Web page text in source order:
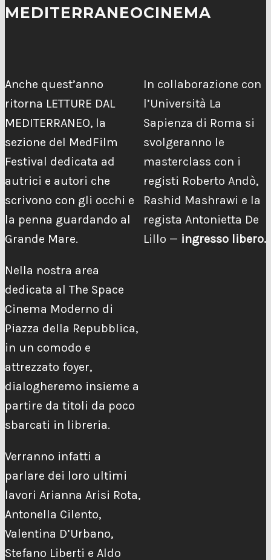
MEDITERRANEO
Anche quest’anno
ritorna LETTURE DAL
MEDITERRANEO, la
sezione del MedFilm
Festival dedicata ad
autrici e autori che
scrivono con gli occhi e
la penna guardando al
Grande Mare.
Nella nostra area
dedicata al The Space
Cinema Moderno di
Piazza della Repubblica,
in un comodo e
attrezzato foyer,
dialogheremo insieme a
partire da titoli da poco
sbarcati in libreria.
Verranno infatti a
parlare dei loro ultimi
lavori Arianna Arisi Rota,
Antonella Cilento,
Valentina D’Urbano,
Stefano Liberti e Aldo
CINEMA
In collaborazione con
l’Università La
Sapienza di Roma si
svolgeranno le
masterclass con i
registi Roberto Andò,
Rashid Mashrawi e la
regista Antonietta De
Lillo — ingresso libero.